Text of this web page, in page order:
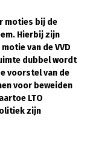
moties bij de
Hierbij zijn
van de VVD
dubbel wordt
voorstel van de
voor beweiden
LTO
zijn